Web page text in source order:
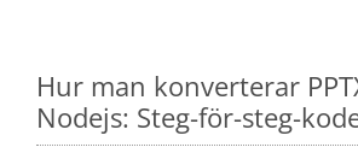
Hur man konverterar
Nodejs: Steg-för-steg-